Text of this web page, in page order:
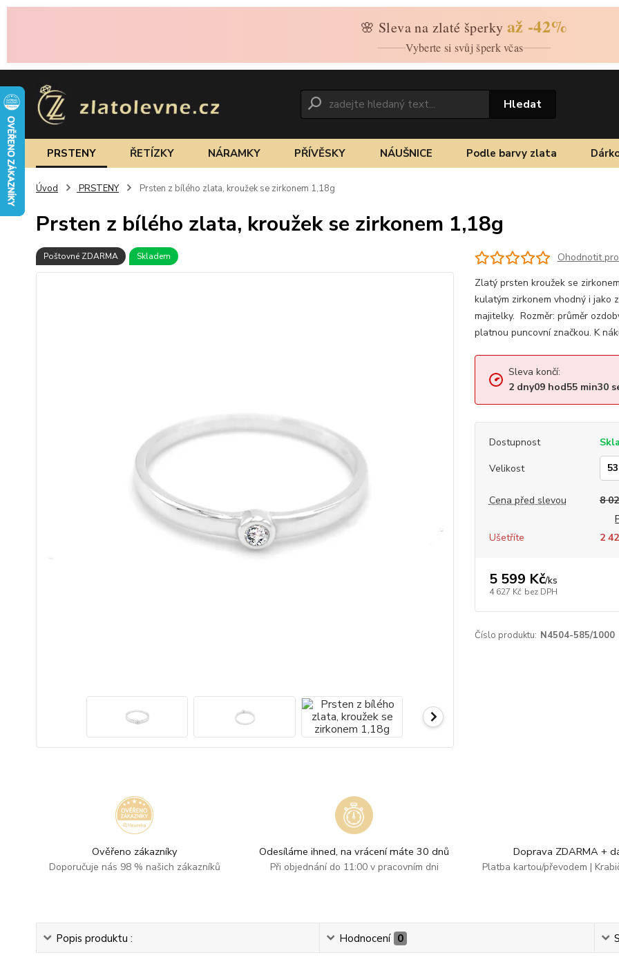
🌸 Sleva na zlaté šperky až -42%
Vyberte si svůj šperk včas
Hledat
PRSTENY ŘETÍZKY NÁRAMKY PŘÍVĚSKY NÁUŠNICE Podle barvy zlata
Úvod PRSTENY Prsten z bílého zlata, kroužek se zirkonem 1,18g
Prsten z bílého zlata, kroužek se zirkonem 1,18g
Poštovné ZDARMA Skladem
Ohodnotit
Zlatý prsten kroužek se
kulatým zirkonem vhodný i jako
majitelky. Rozměr: průměr
platnou puncovní značkou. K
Sleva končí:
2 dny09hod55min29
Dostupnost
Velikost
Cena před slevou
8
Ušetříte
2
5 599 Kč/ks
4 627 Kč bez DPH
Číslo produktu: N4504-585/1000
Ověřeno zákazníky
Doporučuje nás 98 % našich zákazníků
Odesíláme ihned, na vrácení máte 30 dnů
Při objednání do 11:00 v pracovním dni
Doprava ZDARMA +
Platba kartou/převodem |
Popis produktu : Hodnocení 0